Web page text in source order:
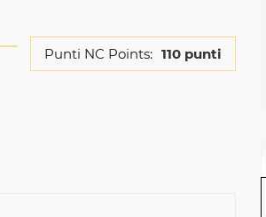
Punti NC Points: 110 punti